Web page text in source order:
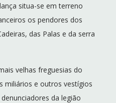
situa-se em terreno
os pendores dos
das Palas e da serra
velhas freguesias do
miliários e outros vestígios
da legião